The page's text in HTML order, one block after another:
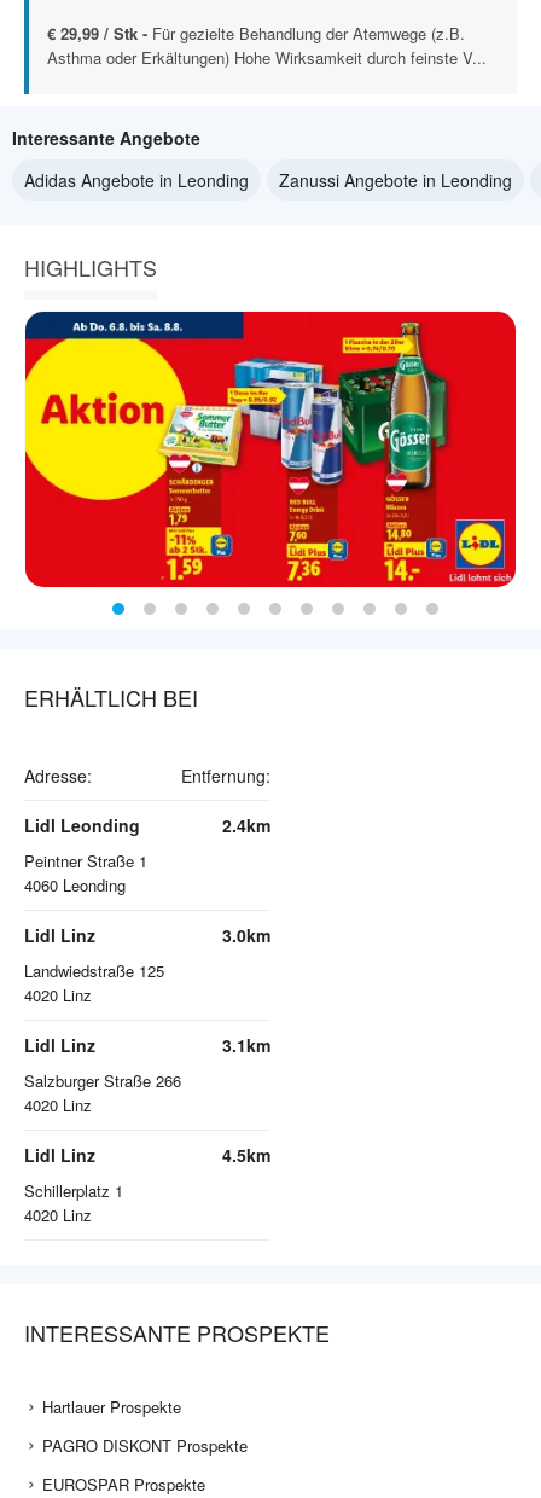
€ 29,99 / Stk - Für gezielte Behandlung der Atemwege (z.B.
Asthma oder Erkältungen) Hohe Wirksamkeit durch feinste V...
Interessante Angebote
Adidas Angebote in Leonding
Zanussi Angebote in Leonding
HIGHLIGHTS
ERHÄLTLICH BEI
Adresse: Entfernung:
Lidl Leonding
Peintner Straße 1
4060 Leonding
2.4km
Lidl Linz
Landwiedstraße 125
4020 Linz
3.0km
Lidl Linz
Salzburger Straße 266
4020 Linz
3.1km
Lidl Linz
Schillerplatz 1
4020 Linz
4.5km
INTERESSANTE PROSPEKTE
Hartlauer Prospekte
PAGRO DISKONT Prospekte
EUROSPAR Prospekte